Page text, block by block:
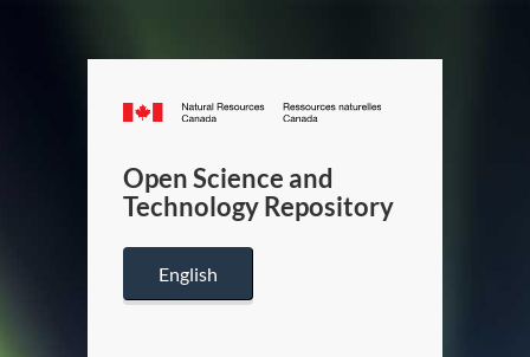
Canada.ca
/
Canada
Open Science and
Technology Repository
English